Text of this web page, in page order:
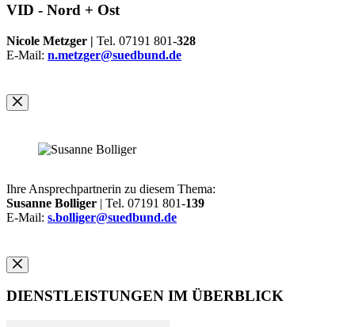
VID - Nord + Ost
Nicole Metzger | Tel. 07191 801-328
E-Mail: n.metzger@suedbund.de
Ihre Ansprechpartnerin zu diesem Thema:
Susanne Bolliger | Tel. 07191 801-139
E-Mail: s.bolliger@suedbund.de
DIENSTLEISTUNGEN IM ÜBERBLICK